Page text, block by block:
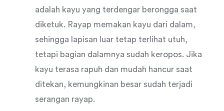
adalah kayu yang terdengar berongga saat
diketuk. Rayap memakan kayu dari dalam,
sehingga lapisan luar tetap terlihat utuh,
tetapi bagian dalamnya sudah keropos. Jika
kayu terasa rapuh dan mudah hancur saat
ditekan, kemungkinan besar sudah terjadi
serangan rayap.